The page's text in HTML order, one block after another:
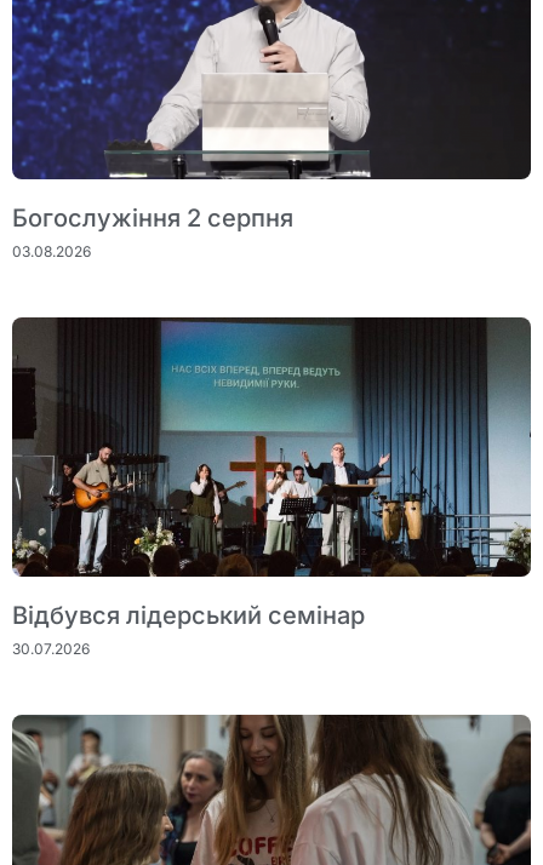
Богослужіння 2 серпня
03.08.2026
Відбувся лідерський семінар
30.07.2026